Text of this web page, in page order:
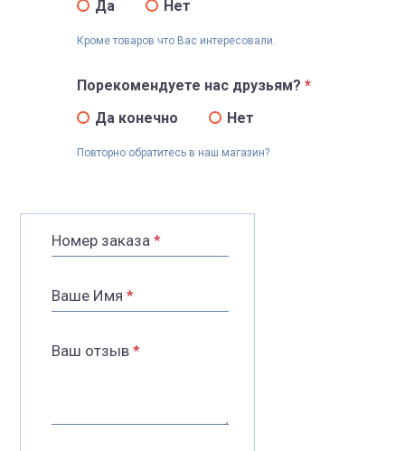
Да
Нет
Кроме товаров что Вас интересовали.
Порекомендуете нас друзьям? *
Да конечно
Нет
Повторно обратитесь в наш магазин?
Номер заказа *
Ваше Имя *
Ваш отзыв *